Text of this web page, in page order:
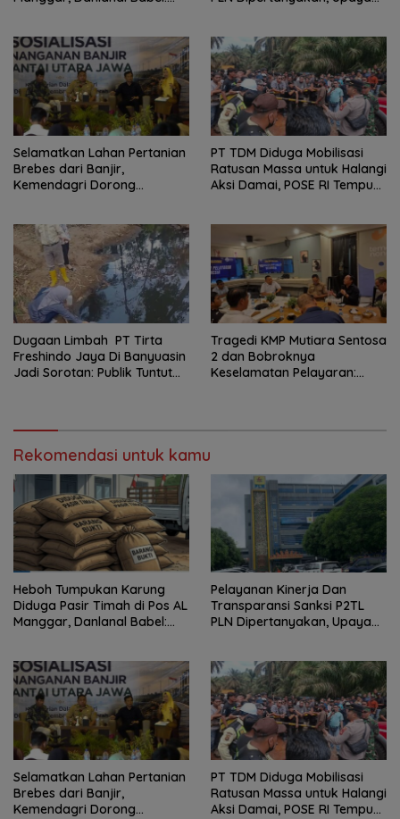
Selamatkan Lahan Pertanian
Brebes dari Banjir,
Kemendagri Dorong
PT TDM Diduga Mobilisasi
Ratusan Massa untuk Halangi
Aksi Damai, POSE RI Tempuh
Dugaan Limbah PT Tirta
Freshindo Jaya Di Banyuasin
Jadi Sorotan: Publik Tuntut
Tragedi KMP Mutiara Sentosa
2 dan Bobroknya
Keselamatan Pelayaran:
Rekomendasi untuk kamu
Heboh Tumpukan Karung
Diduga Pasir Timah di Pos AL
Manggar, Danlanal Babel:
Pelayanan Kinerja Dan
Transparansi Sanksi P2TL
PLN Dipertanyakan, Upaya
Selamatkan Lahan Pertanian
Brebes dari Banjir,
Kemendagri Dorong
PT TDM Diduga Mobilisasi
Ratusan Massa untuk Halangi
Aksi Damai, POSE RI Tempuh